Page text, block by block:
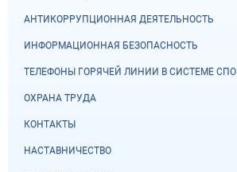
АНТИКОРРУПЦИОННАЯ ДЕЯТЕЛЬНОСТЬ
ИНФОРМАЦИОННАЯ БЕЗОПАСНОСТЬ
ТЕЛЕФОНЫ ГОРЯЧЕЙ ЛИНИИ В СИСТЕМЕ СПО
ОХРАНА ТРУДА
КОНТАКТЫ
НАСТАВНИЧЕСТВО